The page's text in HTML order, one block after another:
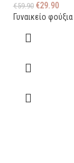
€59.90 €29.90
Γυναικείο